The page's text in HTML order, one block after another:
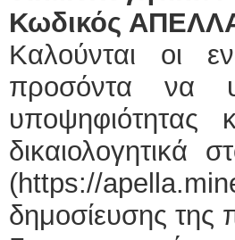
Κωδικός
Καλούνται οι
προσόντα να
(https://
δημοσίευσης της